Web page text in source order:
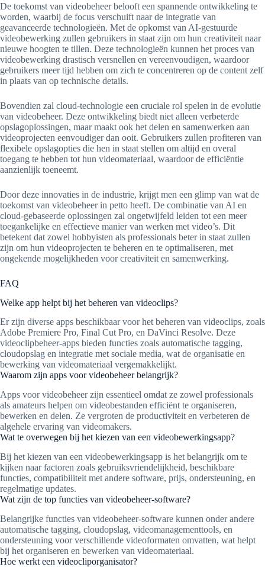
De toekomst van videobeheer belooft een spannende ontwikkeling te
worden, waarbij de focus verschuift naar de integratie van
geavanceerde technologieën. Met de opkomst van AI-gestuurde
videobewerking zullen gebruikers in staat zijn om hun creativiteit naar
nieuwe hoogten te tillen. Deze technologieën kunnen het proces van
videobewerking drastisch versnellen en vereenvoudigen, waardoor
gebruikers meer tijd hebben om zich te concentreren op de content zelf
in plaats van op technische details.
Bovendien zal cloud-technologie een cruciale rol spelen in de evolutie
van videobeheer. Deze ontwikkeling biedt niet alleen verbeterde
opslagoplossingen, maar maakt ook het delen en samenwerken aan
videoprojecten eenvoudiger dan ooit. Gebruikers zullen profiteren van
flexibele opslagopties die hen in staat stellen om altijd en overal
toegang te hebben tot hun videomateriaal, waardoor de efficiëntie
aanzienlijk toeneemt.
Door deze innovaties in de industrie, krijgt men een glimp van wat de
toekomst van videobeheer in petto heeft. De combinatie van AI en
cloud-gebaseerde oplossingen zal ongetwijfeld leiden tot een meer
toegankelijke en effectieve manier van werken met video’s. Dit
betekent dat zowel hobbyisten als professionals beter in staat zullen
zijn om hun videoprojecten te beheren en te optimaliseren, met
ongekende mogelijkheden voor creativiteit en samenwerking.
FAQ
Welke app helpt bij het beheren van videoclips?
Er zijn diverse apps beschikbaar voor het beheren van videoclips, zoals
Adobe Premiere Pro, Final Cut Pro, en DaVinci Resolve. Deze
videoclipbeheer-apps bieden functies zoals automatische tagging,
cloudopslag en integratie met sociale media, wat de organisatie en
bewerking van videomateriaal vergemakkelijkt.
Waarom zijn apps voor videobeheer belangrijk?
Apps voor videobeheer zijn essentieel omdat ze zowel professionals
als amateurs helpen om videobestanden efficiënt te organiseren,
bewerken en delen. Ze vergroten de productiviteit en verbeteren de
algehele ervaring van videomakers.
Wat te overwegen bij het kiezen van een videobewerkingsapp?
Bij het kiezen van een videobewerkingsapp is het belangrijk om te
kijken naar factoren zoals gebruiksvriendelijkheid, beschikbare
functies, compatibiliteit met andere software, prijs, ondersteuning, en
regelmatige updates.
Wat zijn de top functies van videobeheer-software?
Belangrijke functies van videobeheer-software kunnen onder andere
automatische tagging, cloudopslag, videomanagementtools, en
ondersteuning voor verschillende videoformaten omvatten, wat helpt
bij het organiseren en bewerken van videomateriaal.
Hoe werkt een videocliporganisator?